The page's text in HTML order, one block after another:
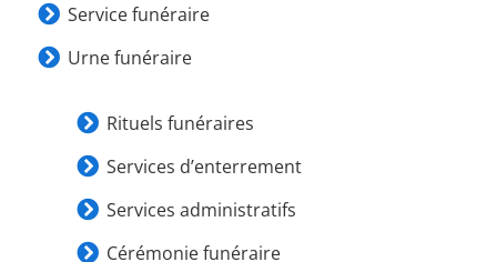
Service funéraire
Urne funéraire
Rituels funéraires
Services d’enterrement
Services administratifs
Cérémonie funéraire